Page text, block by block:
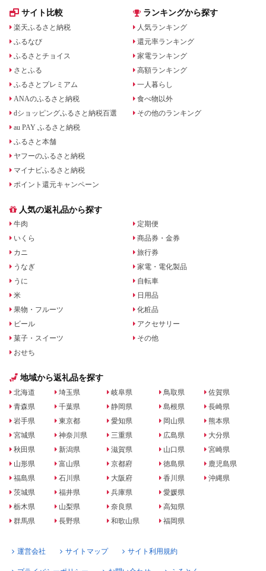
サイト比較
楽天ふるさと納税
ふるなび
ふるさとチョイス
さとふる
ふるさとプレミアム
ANAのふるさと納税
dショッピングふるさと納税百選
au PAY ふるさと納税
ふるさと本舗
ヤフーのふるさと納税
マイナビふるさと納税
ポイント還元キャンペーン
ランキングから探す
人気ランキング
還元率ランキング
家電ランキング
高額ランキング
一人暮らし
食べ物以外
その他のランキング
人気の返礼品から探す
牛肉
いくら
カニ
うなぎ
うに
米
果物・フルーツ
ビール
菓子・スイーツ
おせち
定期便
商品券・金券
旅行券
家電・電化製品
自転車
日用品
化粧品
アクセサリー
その他
地域から返礼品を探す
北海道
青森県
岩手県
宮城県
秋田県
山形県
福島県
茨城県
栃木県
群馬県
埼玉県
千葉県
東京都
神奈川県
新潟県
富山県
石川県
福井県
山梨県
長野県
岐阜県
静岡県
愛知県
三重県
滋賀県
京都府
大阪府
兵庫県
奈良県
和歌山県
鳥取県
島根県
岡山県
広島県
山口県
徳島県
香川県
愛媛県
高知県
福岡県
佐賀県
長崎県
熊本県
大分県
宮崎県
鹿児島県
沖縄県
運営会社 サイトマップ サイト利用規約